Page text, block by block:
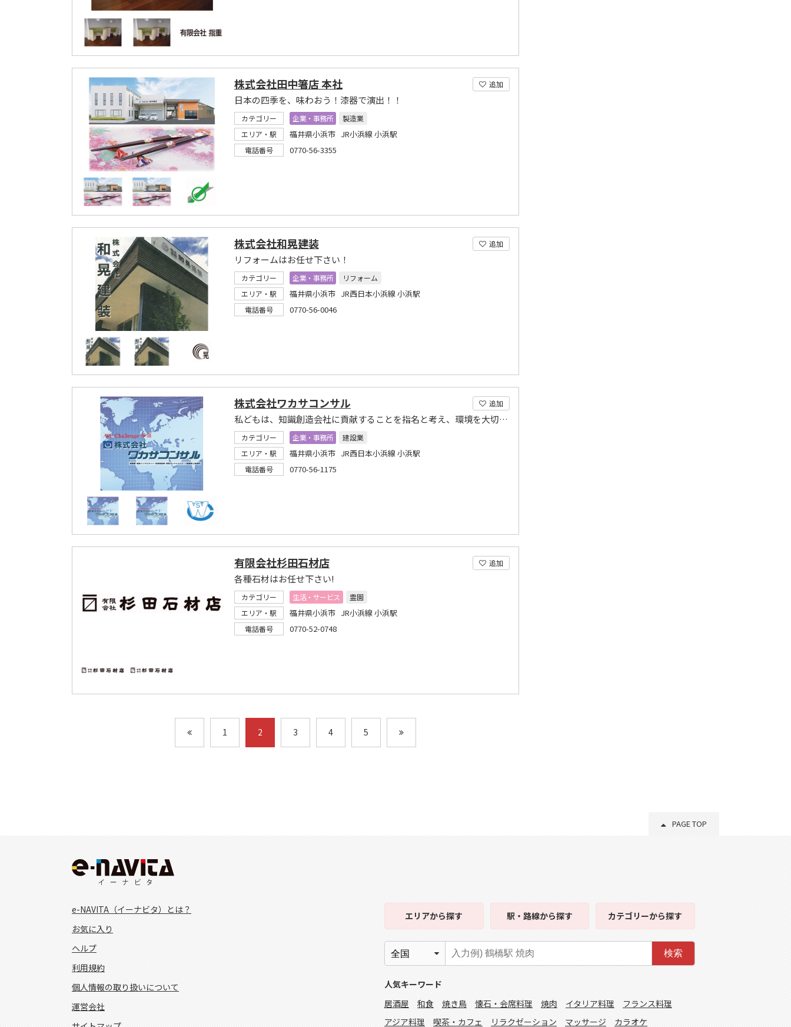
追加
株式会社田中箸店 本社
日本の四季を、味わおう！漆器で演出！！
カテゴリー 企業・事務所
製造業
エリア・駅
福井県小浜市 JR小浜線 小浜駅
電話番号 0770-56-3355
追加
株式会社和晃建装
リフォームはお任せ下さい！
カテゴリー 企業・事務所
リフォーム
エリア・駅
福井県小浜市 JR西日本小浜線 小浜駅
電話番号 0770-56-0046
追加
株式会社ワカサコンサル
私どもは、知識創造会社に貢献することを指名と考え、環境を大切に人類発展技術向上に尽くします
カテゴリー 企業・事務所
建設業
エリア・駅
福井県小浜市 JR西日本小浜線 小浜駅
電話番号 0770-56-1175
追加
有限会社杉田石材店
各種石材はお任せ下さい!
カテゴリー 生活・サービス
霊園
エリア・駅
福井県小浜市 JR小浜線 小浜駅
電話番号 0770-52-0748
1 2 3 4 5
PAGE TOP
e-NAVITA（イーナビタ）とは？
お気に入り
ヘルプ
利用規約
個人情報の取り扱いについて
運営会社
エリアから探す 駅・路線から探す カテゴリーから探す
検索
人気キーワード
居酒屋
和食 焼き鳥 懐石・会席料理 焼肉 イタリア料理
フランス料理
アジア料理
喫茶・カフェ リラクゼーション マッサージ カラオケ